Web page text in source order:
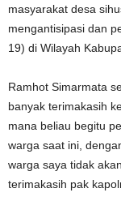
masyarakat desa
mengantisipasi dan
19) di Wilayah
Ramhot Simarmata
banyak terimakasih
mana beliau begitu
warga saat ini,
warga saya tidak
terimakasih pak